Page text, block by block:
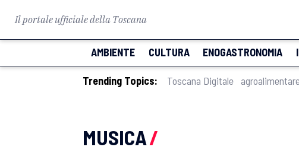
Il portale ufficiale della Toscana
AMBIENTE CULTURA ENOGASTRONOMIA
Trending Topics: Toscana Digitale
MUSICA/